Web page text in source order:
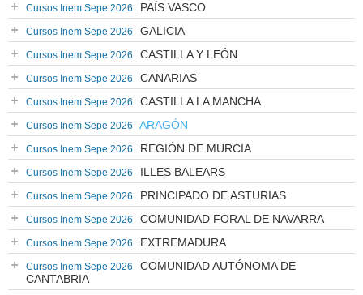
Cursos Inem Sepe 2026 PAÍS VASCO
Cursos Inem Sepe 2026 GALICIA
Cursos Inem Sepe 2026 CASTILLA Y LEÓN
Cursos Inem Sepe 2026 CANARIAS
Cursos Inem Sepe 2026 CASTILLA LA MANCHA
Cursos Inem Sepe 2026 ARAGÓN
Cursos Inem Sepe 2026 REGIÓN DE MURCIA
Cursos Inem Sepe 2026 ILLES BALEARS
Cursos Inem Sepe 2026 PRINCIPADO DE ASTURIAS
Cursos Inem Sepe 2026 COMUNIDAD FORAL DE NAVARRA
Cursos Inem Sepe 2026 EXTREMADURA
Cursos Inem Sepe 2026
COMUNIDAD AUTÓNOMA DE
CANTABRIA